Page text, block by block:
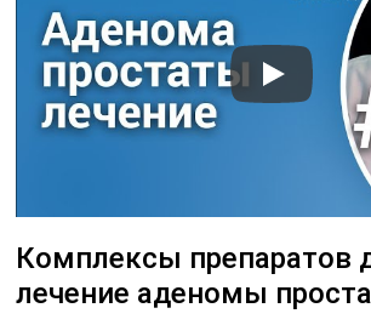
Комплексы препаратов
лечение аденомы